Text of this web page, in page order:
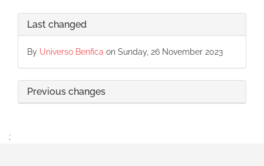
Last changed
By Universo Benfica on Sunday, 26 November 2023
Previous changes
;